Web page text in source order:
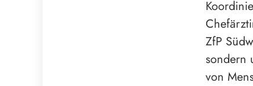
ZfP
sondern
von